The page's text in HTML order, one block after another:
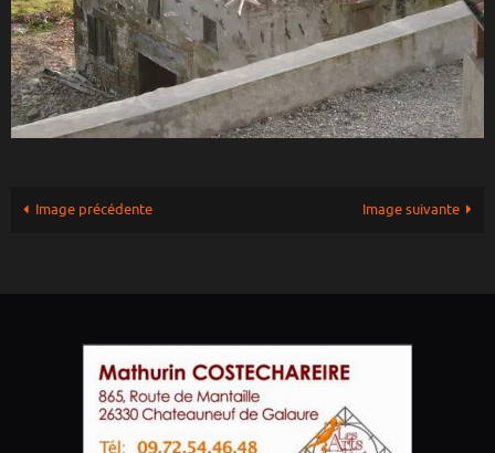
Image précédente Image suivante